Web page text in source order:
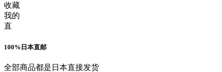
收藏
我的
直
100%日本直邮
全部商品都是日本直接发货